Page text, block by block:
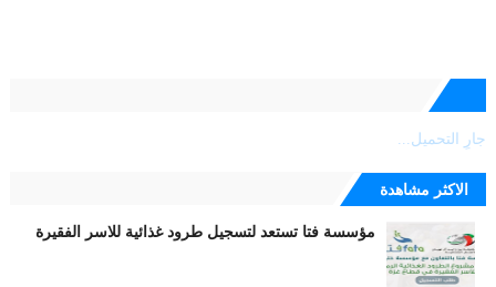
جارٍ التحميل...
الاكثر مشاهدة
مؤسسة فتا تستعد لتسجيل طرود غذائية للاسر الفقيرة